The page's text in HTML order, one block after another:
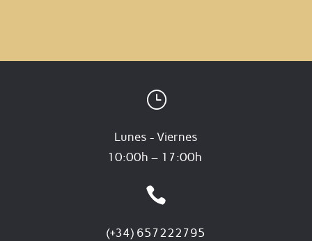
}
Lunes - Viernes
10:00h – 17:00h

(+34) 657222795